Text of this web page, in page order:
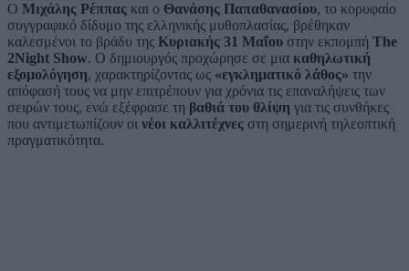
Ο Μιχάλης Ρέππας και ο Θανάσης Παπαθανασίου, το κορυφαίο
συγγραφικό δίδυμο της ελληνικής μυθοπλασίας, βρέθηκαν
καλεσμένοι το βράδυ της Κυριακής 31 Μαΐου στην εκπομπή The
2Night Show. Ο δημιουργός προχώρησε σε μια καθηλωτική
εξομολόγηση, χαρακτηρίζοντας ως «εγκληματικό λάθος» την
απόφασή τους να μην επιτρέπουν για χρόνια τις επαναλήψεις των
σειρών τους, ενώ εξέφρασε τη βαθιά του θλίψη για τις συνθήκες
που αντιμετωπίζουν οι νέοι καλλιτέχνες στη σημερινή τηλεοπτική
πραγματικότητα.